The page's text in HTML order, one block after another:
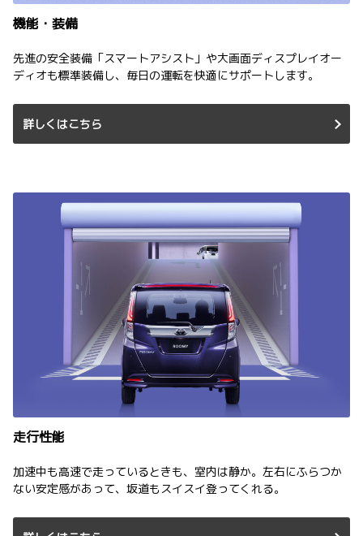
機能・装備
先進の安全装備「スマートアシスト」や大画面ディスプレイオー
ディオも標準装備し、毎日の運転を快適にサポートします。
詳しくはこちら
走行性能
加速中も高速で走っているときも、室内は静か。左右にふらつか
ない安定感があって、坂道もスイスイ登ってくれる。